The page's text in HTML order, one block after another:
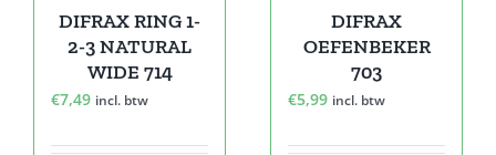
DIFRAX RING 1-
2-3 NATURAL
WIDE 714
€7,49 incl. btw
DIFRAX
OEFENBEKER
703
€5,99 incl. btw